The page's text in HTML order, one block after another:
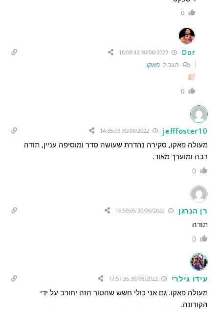
0
Dor
הגב לפאקו
0
jefffoster10
מעולה פאקו, סקירה נהדרת שעושה סדר ומוסיפה עניין, תודה
רבה ומוערך מאוד.
0
רן הנרגן 30/06/2022 16:50:05
תודה
0
עידו גילרי 30/06/2022 17:57:35
מעולה פאקו. גם אני כולי חשש שהטור הזה יחורב על ידי
הקורונה.